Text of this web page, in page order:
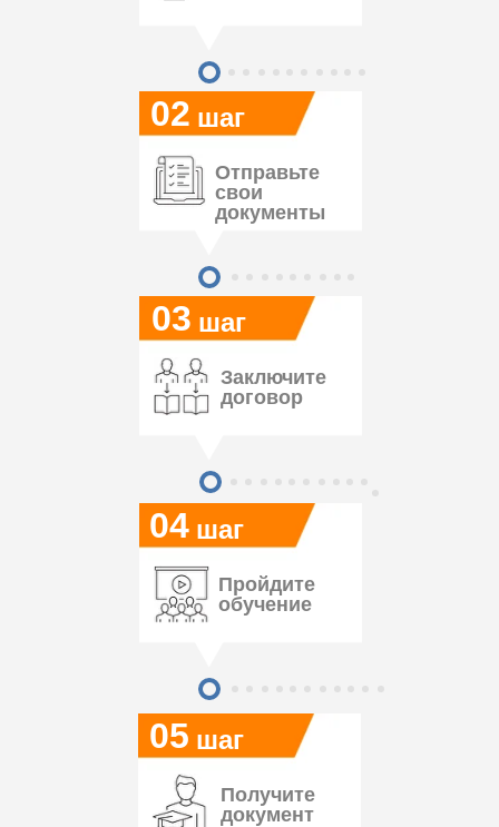
05
04
03
02 шаг
шаг
шаг
шаг
Отправьте
свои
документы
Заключите
договор
Пройдите
обучение
Получите
документ